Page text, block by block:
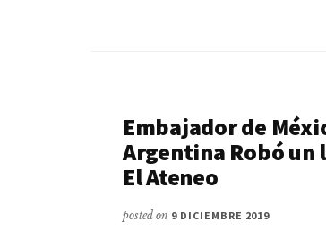
Embajador de
Argentina Robó un
El Ateneo
posted on 9 DICIEMBRE 2019